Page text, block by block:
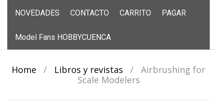
NOVEDADES CONTACTO CARRITO PAGAR
Model Fans HOBBYCUENCA
Home / Libros y revistas /
Airbrushing for
Scale Modelers